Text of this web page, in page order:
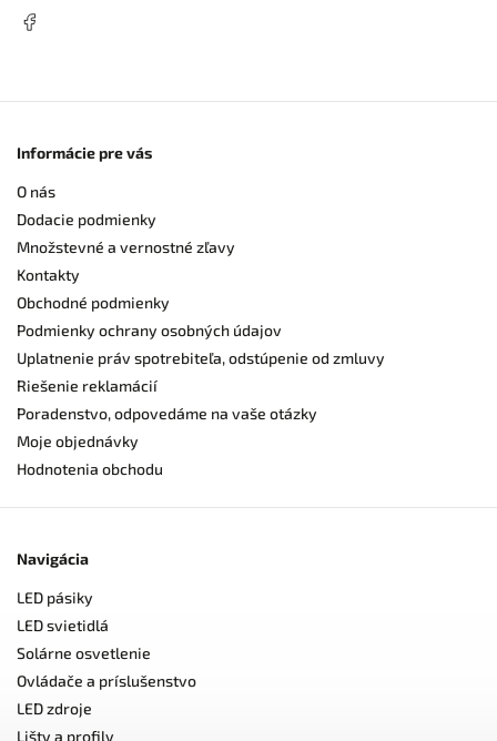
Informácie pre vás
O nás
Dodacie podmienky
Množstevné a vernostné zľavy
Kontakty
Obchodné podmienky
Podmienky ochrany osobných údajov
Uplatnenie práv spotrebiteľa, odstúpenie od zmluvy
Riešenie reklamácií
Poradenstvo, odpovedáme na vaše otázky
Moje objednávky
Hodnotenia obchodu
Navigácia
LED pásiky
LED svietidlá
Solárne osvetlenie
Ovládače a príslušenstvo
LED zdroje
Lišty a profily